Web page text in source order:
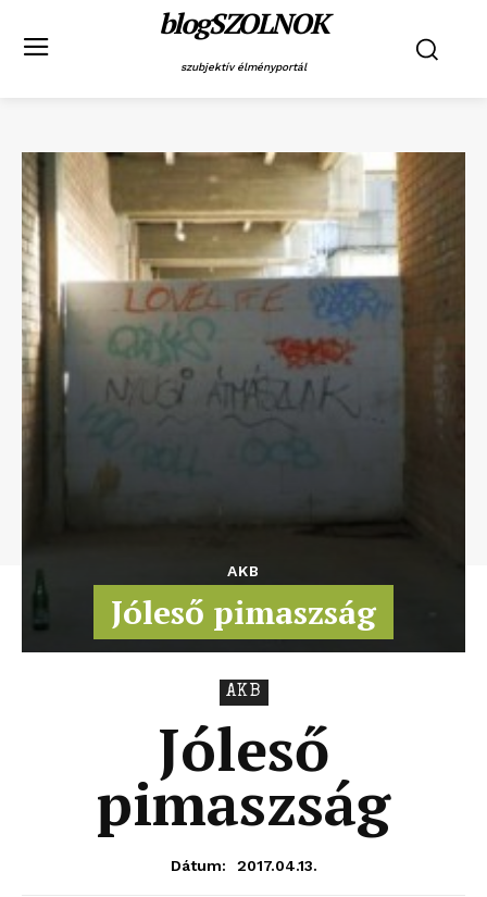
blogSZOLNOK
szubjektív élményportál
AKB
Jóleső pimaszság
AKB
Jóleső
pimaszság
Dátum: 2017.04.13.